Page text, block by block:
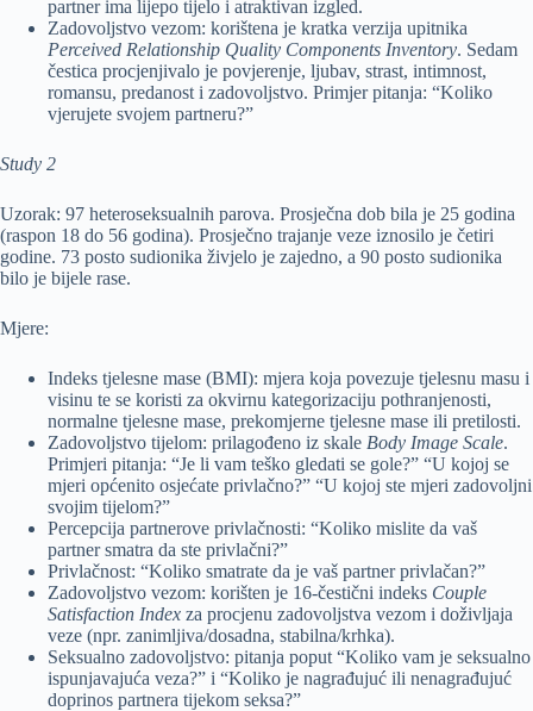
partner ima lijepo tijelo i atraktivan izgled.
Zadovoljstvo vezom: korištena je kratka verzija upitnika
Perceived Relationship Quality Components Inventory. Sedam
čestica procjenjivalo je povjerenje, ljubav, strast, intimnost,
romansu, predanost i zadovoljstvo. Primjer pitanja: “Koliko
vjerujete svojem partneru?”
Study 2
Uzorak: 97 heteroseksualnih parova. Prosječna dob bila je 25 godina
(raspon 18 do 56 godina). Prosječno trajanje veze iznosilo je četiri
godine. 73 posto sudionika živjelo je zajedno, a 90 posto sudionika
bilo je bijele rase.
Mjere:
Indeks tjelesne mase (BMI): mjera koja povezuje tjelesnu masu i
visinu te se koristi za okvirnu kategorizaciju pothranjenosti,
normalne tjelesne mase, prekomjerne tjelesne mase ili pretilosti.
Zadovoljstvo tijelom: prilagođeno iz skale Body Image Scale.
Primjeri pitanja: “Je li vam teško gledati se gole?” “U kojoj se
mjeri općenito osjećate privlačno?” “U kojoj ste mjeri zadovoljni
svojim tijelom?”
Percepcija partnerove privlačnosti: “Koliko mislite da vaš
partner smatra da ste privlačni?”
Privlačnost: “Koliko smatrate da je vaš partner privlačan?”
Zadovoljstvo vezom: korišten je 16-čestični indeks Couple
Satisfaction Index za procjenu zadovoljstva vezom i doživljaja
veze (npr. zanimljiva/dosadna, stabilna/krhka).
Seksualno zadovoljstvo: pitanja poput “Koliko vam je seksualno
ispunjavajuća veza?” i “Koliko je nagrađujuć ili nenagrađujuć
doprinos partnera tijekom seksa?”